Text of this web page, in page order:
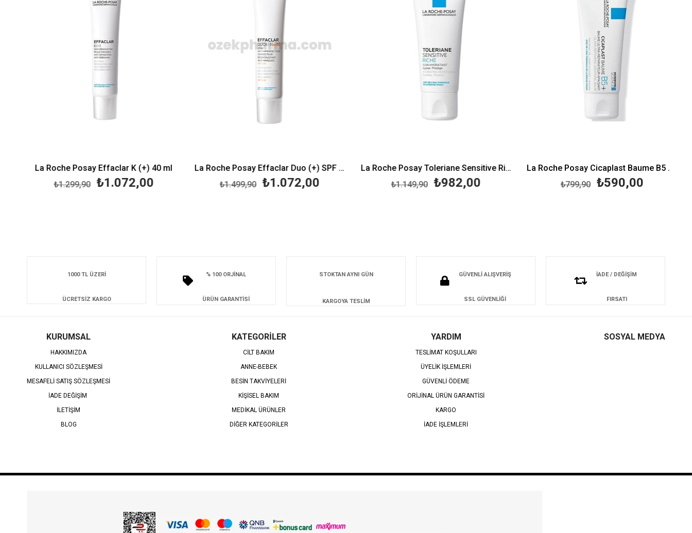
La Roche Posay Effaclar K (+) 40 ml
₺1.072,00
₺1.299,90
La Roche Posay Effaclar Duo (+) SPF 30 40 ml
₺1.072,00
₺1.499,90
La Roche Posay Toleriane Sensitive Riche 40 ml
₺982,00
₺1.149,90
La Roche Posay Cicaplast Baume B5 40 ml
₺590,00
₺799,90
1000 TL ÜZERİ
ÜCRETSİZ KARGO
% 100 ORJİNAL
ÜRÜN GARANTİSİ
STOKTAN AYNI GÜN
KARGOYA TESLİM
GÜVENLİ ALIŞVERİŞ
SSL GÜVENLİĞİ
İADE / DEĞİŞİM
FIRSATI
KURUMSAL
HAKKIMIZDA
KULLANICI SÖZLEŞMESİ
MESAFELİ SATIŞ SÖZLEŞMESİ
İADE DEĞİŞİM
İLETİŞİM
BLOG
KATEGORİLER
CİLT BAKIM
ANNE-BEBEK
BESİN TAKVİYELERİ
KİŞİSEL BAKIM
MEDİKAL ÜRÜNLER
DİĞER KATEGORİLER
YARDIM
TESLİMAT KOŞULLARI
ÜYELİK İŞLEMLERİ
GÜVENLİ ÖDEME
ORİJİNAL ÜRÜN GARANTİSİ
KARGO
İADE İŞLEMLERİ
SOSYAL MEDYA